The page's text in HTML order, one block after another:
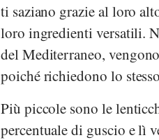
ti saziano grazie al loro
loro ingredienti versatili.
del Mediterraneo,
poiché richiedono lo
Più piccole sono le
percentuale di guscio e lì